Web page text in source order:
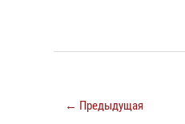
← Предыдущая